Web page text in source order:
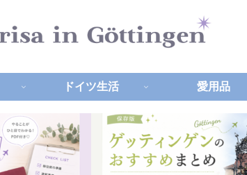
ドイツ生活 愛用品